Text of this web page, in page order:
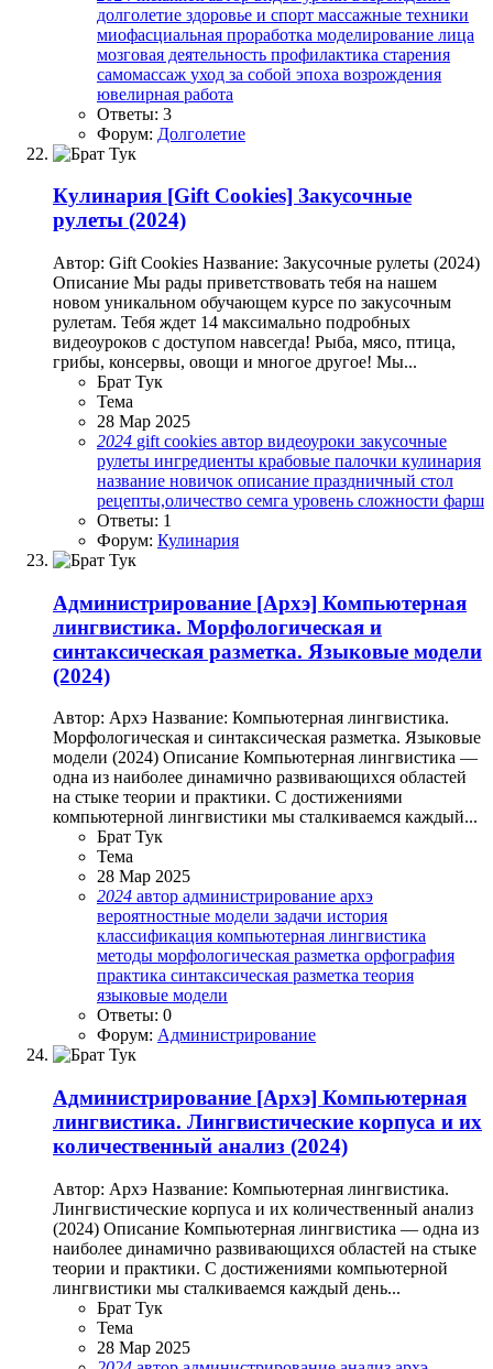
долголетие здоровье и спорт массажные техники
миофасциальная проработка моделирование лица
мозговая деятельность профилактика старения
самомассаж уход за собой эпоха возрождения
ювелирная работа
Ответы: 3
Форум: Долголетие
Кулинария [Gift Cookies] Закусочные
рулеты (2024)
Автор: Gift Cookies Название: Закусочные рулеты (2024)
Описание Мы рады приветствовать тебя на нашем
новом уникальном обучающем курсе по закусочным
рулетам. Тебя ждет 14 максимально подробных
видеоуроков с доступом навсегда! Рыба, мясо, птица,
грибы, консервы, овощи и многое другое! Мы...
Брат Тук
Тема
28 Мар 2025
2024 gift cookies автор видеоуроки закусочные
рулеты ингредиенты крабовые палочки кулинария
название новичок описание праздничный стол
рецепты,оличество семга уровень сложности фарш
Ответы: 1
Форум: Кулинария
Администрирование [Архэ] Компьютерная
лингвистика. Морфологическая и
синтаксическая разметка. Языковые модели
(2024)
Автор: Архэ Название: Компьютерная лингвистика.
Морфологическая и синтаксическая разметка. Языковые
модели (2024) Описание Компьютерная лингвистика —
одна из наиболее динамично развивающихся областей
на стыке теории и практики. С достижениями
компьютерной лингвистики мы сталкиваемся каждый...
Брат Тук
Тема
28 Мар 2025
2024 автор администрирование архэ
вероятностные модели задачи история
классификация компьютерная лингвистика
методы морфологическая разметка орфография
практика синтаксическая разметка теория
языковые модели
Ответы: 0
Форум: Администрирование
Администрирование [Архэ] Компьютерная
лингвистика. Лингвистические корпуса и их
количественный анализ (2024)
Автор: Архэ Название: Компьютерная лингвистика.
Лингвистические корпуса и их количественный анализ
(2024) Описание Компьютерная лингвистика — одна из
наиболее динамично развивающихся областей на стыке
теории и практики. С достижениями компьютерной
лингвистики мы сталкиваемся каждый день...
Брат Тук
Тема
28 Мар 2025